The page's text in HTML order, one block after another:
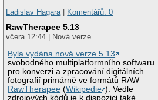
Ladislav Hagara
Komentářů: 0
RawTherapee 5.13
včera 12:44 | Nová verze
Byla vydána nová verze 5.13
svobodného multiplatformního softwaru
pro konverzi a zpracování digitálních
fotografií primárně ve formátů RAW
RawTherapee (Wikipedie ). Vedle
zdrojových kódů je k dispozici také